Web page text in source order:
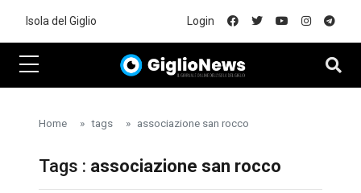
Isola del Giglio Login
Home tags associazione san rocco
Tags : associazione san rocco